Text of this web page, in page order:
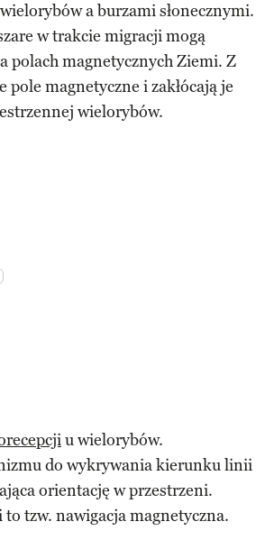
a burzami słonecznymi.
w trakcie migracji mogą
polach magnetycznych Ziemi. Z
pole magnetyczne i zakłócają je
wielorybów.
u wielorybów.
do wykrywania kierunku linii
orientację w przestrzeni.
tzw. nawigacja magnetyczna.